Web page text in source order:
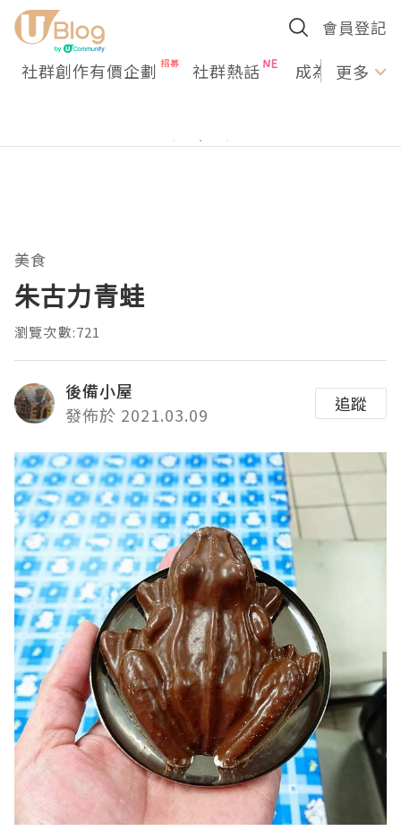
會員登記
社群創作有價企劃 社群熱話 成為U更多
美食
朱古力青蛙
瀏覽次數:721
後備小屋
發佈於 2021.03.09
追蹤